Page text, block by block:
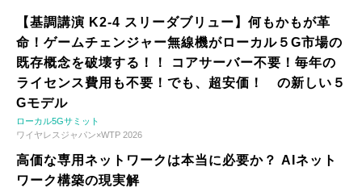
【基調講演 K2-4 スリーダブリュー】何もかもが革
命！ゲームチェンジャー無線機がローカル５G市場の
既存概念を破壊する！！ コアサーバー不要！毎年の
ライセンス費用も不要！でも、超安価！ の新しい５
Gモデル
ローカル5Gサミット
ワイヤレスジャパン×WTP 2026
高価な専用ネットワークは本当に必要か？ AIネット
ワーク構築の現実解